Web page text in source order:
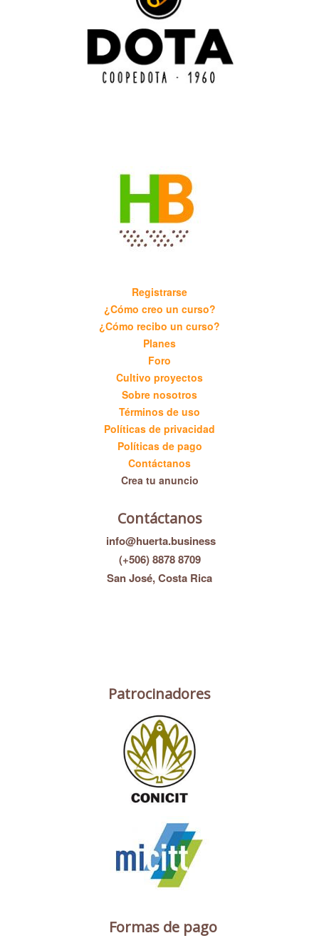
Registrarse
¿Cómo creo un curso?
¿Cómo recibo un curso?
Planes
Foro
Cultivo proyectos
Sobre nosotros
Términos de uso
Políticas de privacidad
Políticas de pago
Contáctanos
Crea tu anuncio
Contáctanos
info@huerta.business
(+506) 8878 8709
San José, Costa Rica
Patrocinadores
Formas de pago